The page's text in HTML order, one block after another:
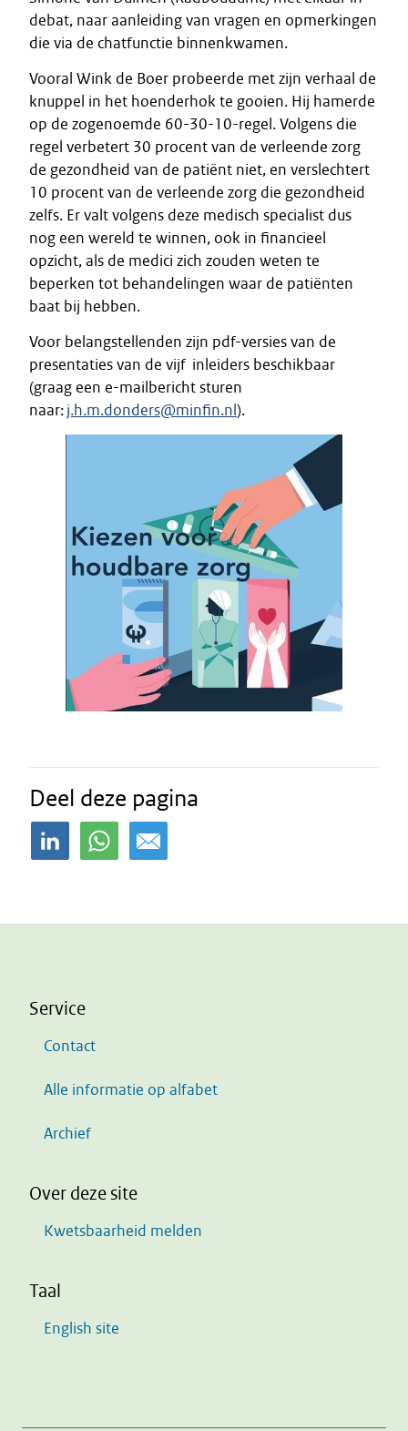
debat, naar aanleiding van vragen en opmerkingen
die via de chatfunctie binnenkwamen.
Vooral Wink de Boer probeerde met zijn verhaal de
knuppel in het hoenderhok te gooien. Hij hamerde
op de zogenoemde 60-30-10-regel. Volgens die
regel verbetert 30 procent van de verleende zorg
de gezondheid van de patiënt niet, en verslechtert
10 procent van de verleende zorg die gezondheid
zelfs. Er valt volgens deze medisch specialist dus
nog een wereld te winnen, ook in financieel
opzicht, als de medici zich zouden weten te
beperken tot behandelingen waar de patiënten
baat bij hebben.
Voor belangstellenden zijn pdf-versies van de
presentaties van de vijf inleiders beschikbaar
(graag een e-mailbericht sturen
naar:j.h.m.donders@minfin.nl ).
Deel deze pagina
Service
Contact
Alle informatie op alfabet
Archief
Over deze site
Kwetsbaarheid melden
Taal
English site